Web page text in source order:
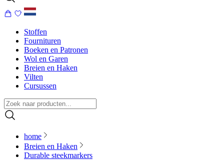
Stoffen
Fournituren
Boeken en Patronen
Wol en Garen
Breien en Haken
Vilten
Cursussen
home
Breien en Haken
Durable steekmarkers